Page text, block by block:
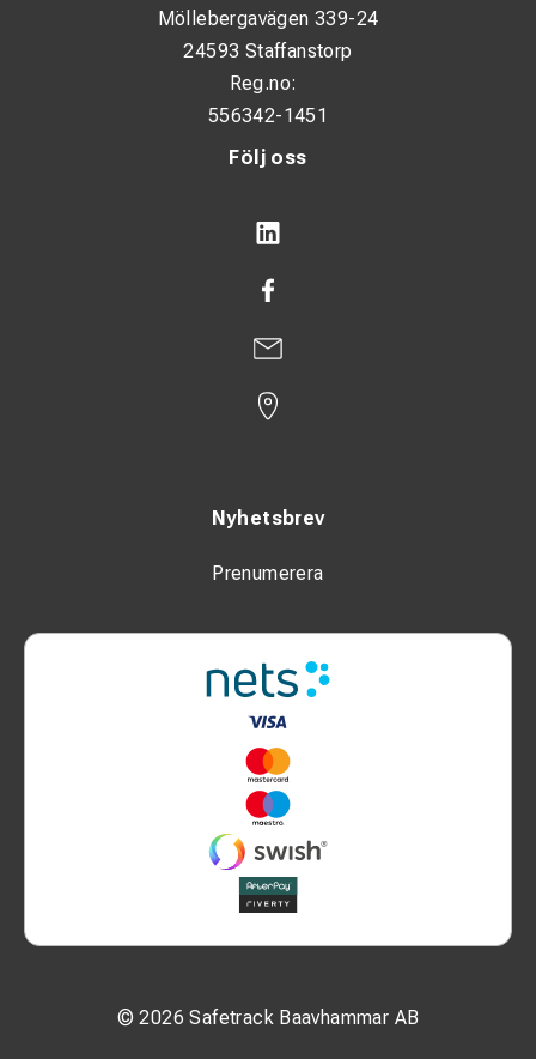
Följ oss
Nyhetsbrev
Prenumerera
© 2026 Safetrack Baavhammar AB
Möllebergavägen 339-24
24593 Staffanstorp
Reg.no:
556342-1451